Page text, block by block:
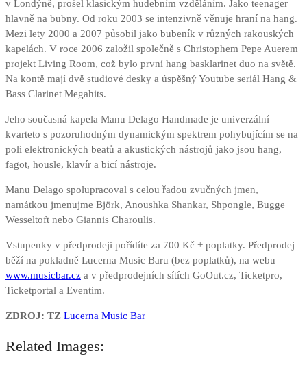
v Londýně, prošel klasickým hudebním vzděláním. Jako teenager
hlavně na bubny. Od roku 2003 se intenzivně věnuje hraní na hang.
Mezi lety 2000 a 2007 působil jako bubeník v různých rakouských
kapelách. V roce 2006 založil společně s Christophem Pepe Auerem
projekt Living Room, což bylo první hang basklarinet duo na světě.
Na kontě mají dvě studiové desky a úspěšný Youtube seriál Hang &
Bass Clarinet Megahits.
Jeho současná kapela Manu Delago Handmade je univerzální
kvarteto s pozoruhodným dynamickým spektrem pohybujícím se na
poli elektronických beatů a akustických nástrojů jako jsou hang,
fagot, housle, klavír a bicí nástroje.
Manu Delago spolupracoval s celou řadou zvučných jmen,
namátkou jmenujme Björk, Anoushka Shankar, Shpongle, Bugge
Wesseltoft nebo Giannis Charoulis.
Vstupenky v předprodeji pořídíte za 700 Kč + poplatky. Předprodej
běží na pokladně Lucerna Music Baru (bez poplatků), na webu
www.musicbar.cz a v předprodejních sítích GoOut.cz, Ticketpro,
Ticketportal a Eventim.
ZDROJ: TZ Lucerna Music Bar
Related Images: